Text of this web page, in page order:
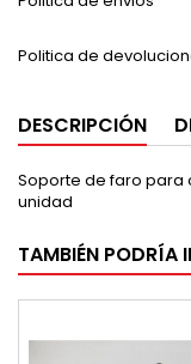
Politica de
DESCRIPCIÓN
Soporte de faro para
unidad
TAMBIÉN PODRÍA